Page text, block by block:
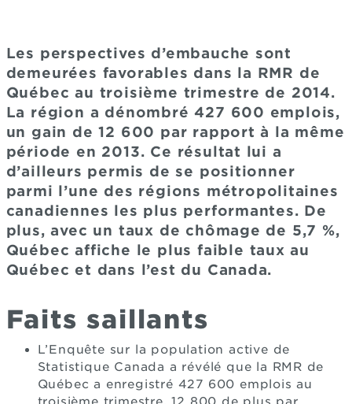
Les perspectives d’embauche sont
demeurées favorables dans la RMR de
Québec au troisième trimestre de 2014.
La région a dénombré 427 600 emplois,
un gain de 12 600 par rapport à la même
période en 2013. Ce résultat lui a
d’ailleurs permis de se positionner
parmi l’une des régions métropolitaines
canadiennes les plus performantes. De
plus, avec un taux de chômage de 5,7 %,
Québec affiche le plus faible taux au
Québec et dans l’est du Canada.
Faits saillants
L’Enquête sur la population active de
Statistique Canada a révélé que la RMR de
Québec a enregistré 427 600 emplois au